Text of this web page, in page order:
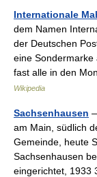
Internationale
dem Namen
der Deutschen
eine Sondermarke
fast alle in den
Wikipedia
Sachsenhausen
am Main, südlich
Gemeinde, heute
Sachsenhausen
eingerichtet,